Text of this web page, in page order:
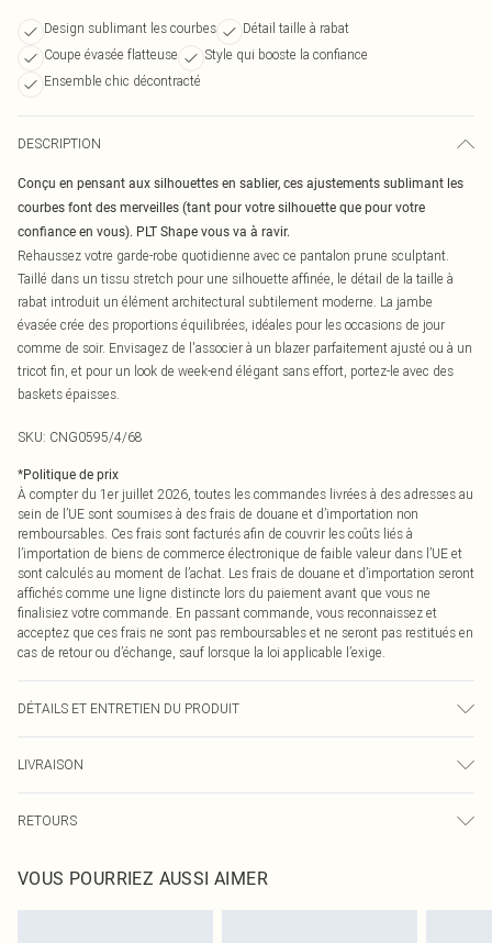
Design sublimant les courbes
Détail taille à rabat
Coupe évasée flatteuse
Style qui booste la confiance
Ensemble chic décontracté
DESCRIPTION
Conçu en pensant aux silhouettes en sablier, ces ajustements sublimant les
courbes font des merveilles (tant pour votre silhouette que pour votre
confiance en vous). PLT Shape vous va à ravir.
Rehaussez votre garde-robe quotidienne avec ce pantalon prune sculptant.
Taillé dans un tissu stretch pour une silhouette affinée, le détail de la taille à
rabat introduit un élément architectural subtilement moderne. La jambe
évasée crée des proportions équilibrées, idéales pour les occasions de jour
comme de soir. Envisagez de l'associer à un blazer parfaitement ajusté ou à un
tricot fin, et pour un look de week-end élégant sans effort, portez-le avec des
baskets épaisses.
SKU: CNG0595/4/68
*Politique de prix
À compter du 1er juillet 2026, toutes les commandes livrées à des adresses au
sein de l’UE sont soumises à des frais de douane et d’importation non
remboursables. Ces frais sont facturés afin de couvrir les coûts liés à
l’importation de biens de commerce électronique de faible valeur dans l’UE et
sont calculés au moment de l’achat. Les frais de douane et d’importation seront
affichés comme une ligne distincte lors du paiement avant que vous ne
finalisiez votre commande. En passant commande, vous reconnaissez et
acceptez que ces frais ne sont pas remboursables et ne seront pas restitués en
cas de retour ou d’échange, sauf lorsque la loi applicable l’exige.
DÉTAILS ET ENTRETIEN DU PRODUIT
la couleur peut déteindre.
LIVRAISON
Livraison express France
Jusqu'à 2-3 jours ouvrables
RETOURS
pour nous retourner un article.
Veuillez noter que nous ne pouvons pas rembourser les masques tendance, les
VOUS POURRIEZ AUSSI AIMER